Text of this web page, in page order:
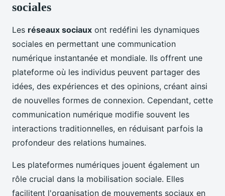
sociales
Les réseaux sociaux ont redéfini les dynamiques
sociales en permettant une communication
numérique instantanée et mondiale. Ils offrent une
plateforme où les individus peuvent partager des
idées, des expériences et des opinions, créant ainsi
de nouvelles formes de connexion. Cependant, cette
communication numérique modifie souvent les
interactions traditionnelles, en réduisant parfois la
profondeur des relations humaines.
Les plateformes numériques jouent également un
rôle crucial dans la mobilisation sociale. Elles
facilitent l'organisation de mouvements sociaux en